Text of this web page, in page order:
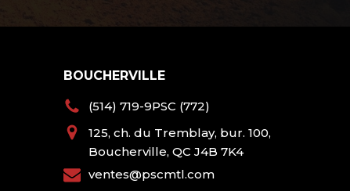
BOUCHERVILLE
(514) 719-9PSC (772)
125, ch. du Tremblay, bur. 100,
Boucherville, QC J4B 7K4
ventes@pscmtl.com